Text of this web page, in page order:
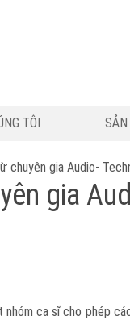
TÔI
chuyên gia Audio-
gia
ca sĩ cho phép